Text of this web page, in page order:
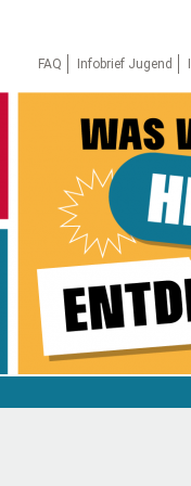
FAQ
Infobrief Jugend